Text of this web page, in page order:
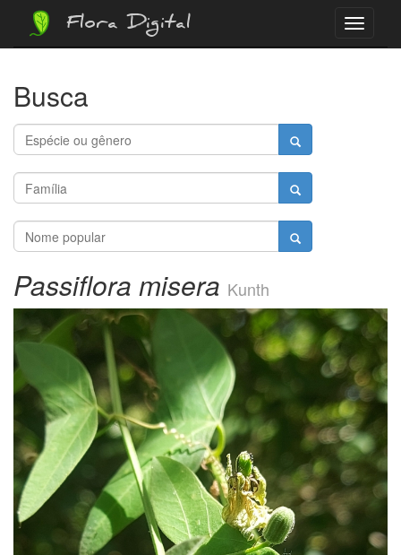
Menu
Flora Digital
Busca
Passiflora misera Kunth